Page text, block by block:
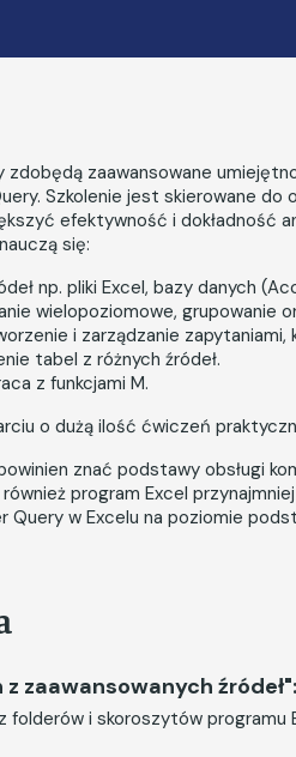
zaawansowane
Szkolenie jest skierowane
efektywność i dokładność
się:
np. pliki Excel, bazy danych
wielopoziomowe, grupowanie
i zarządzanie zapytaniami,
tabel z różnych źródeł.
z funkcjami M.
o dużą ilość ćwiczeń
znać podstawy obsługi
program Excel
w Excelu na poziomie
zaawansowanych źródeł":
folderów i skoroszytów programu